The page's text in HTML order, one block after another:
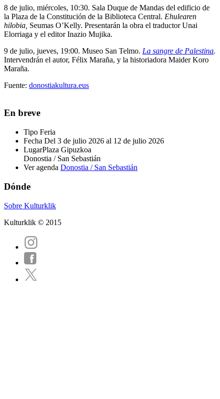
8 de julio, miércoles, 10:30. Sala Duque de Mandas del edificio de
la Plaza de la Constitución de la Biblioteca Central. Ehulearen
hilobia, Seumas O’Kelly. Presentarán la obra el traductorUnai
Elorriaga y el editorInazio Mujika.
9 de julio, jueves, 19:00. Museo San Telmo. La sangre de Palestina.
Intervendrán el autor, Félix Maraña, y la historiadora Maider Koro
Maraña.
Fuente: donostiakultura.eus
En breve
Tipo Feria
Fecha Del 3 de julio 2026 al 12 de julio 2026
LugarPlaza Gipuzkoa
Donostia / San Sebastián
Ver agenda Donostia / San Sebastián
Dónde
Sobre Kulturklik
Kulturklik © 2015